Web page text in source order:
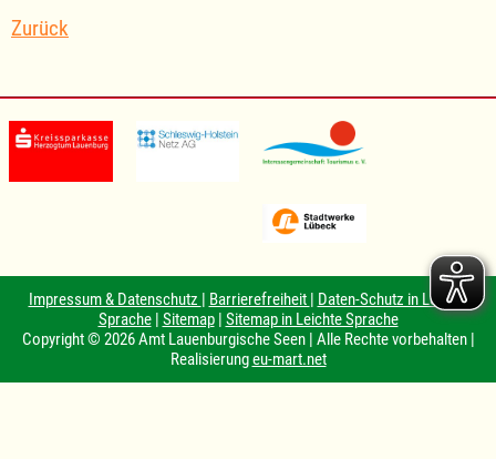
Zurück
Impressum & Datenschutz | Barrierefreiheit | Daten-Schutz in Leichte
Sprache| Sitemap| Sitemap in Leichte Sprache
Copyright © 2026 Amt Lauenburgische Seen | Alle Rechte vorbehalten |
Realisierungeu-mart.net